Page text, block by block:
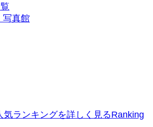
写真館
気ランキングを詳しく見るRanking